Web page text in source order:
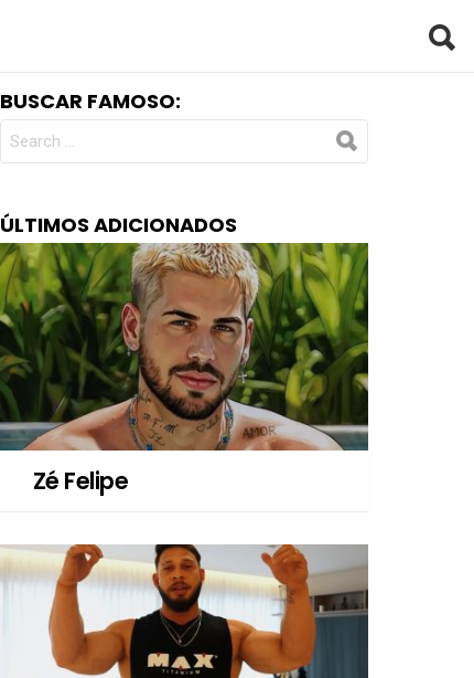
BUSCAR FAMOSO:
FOR:
ÚLTIMOS ADICIONADOS
Zé Felipe